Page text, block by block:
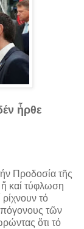
ἦρθε
Προδοσία τῆς
καί τύφλωση
τό
τῶν
ὅτι τό